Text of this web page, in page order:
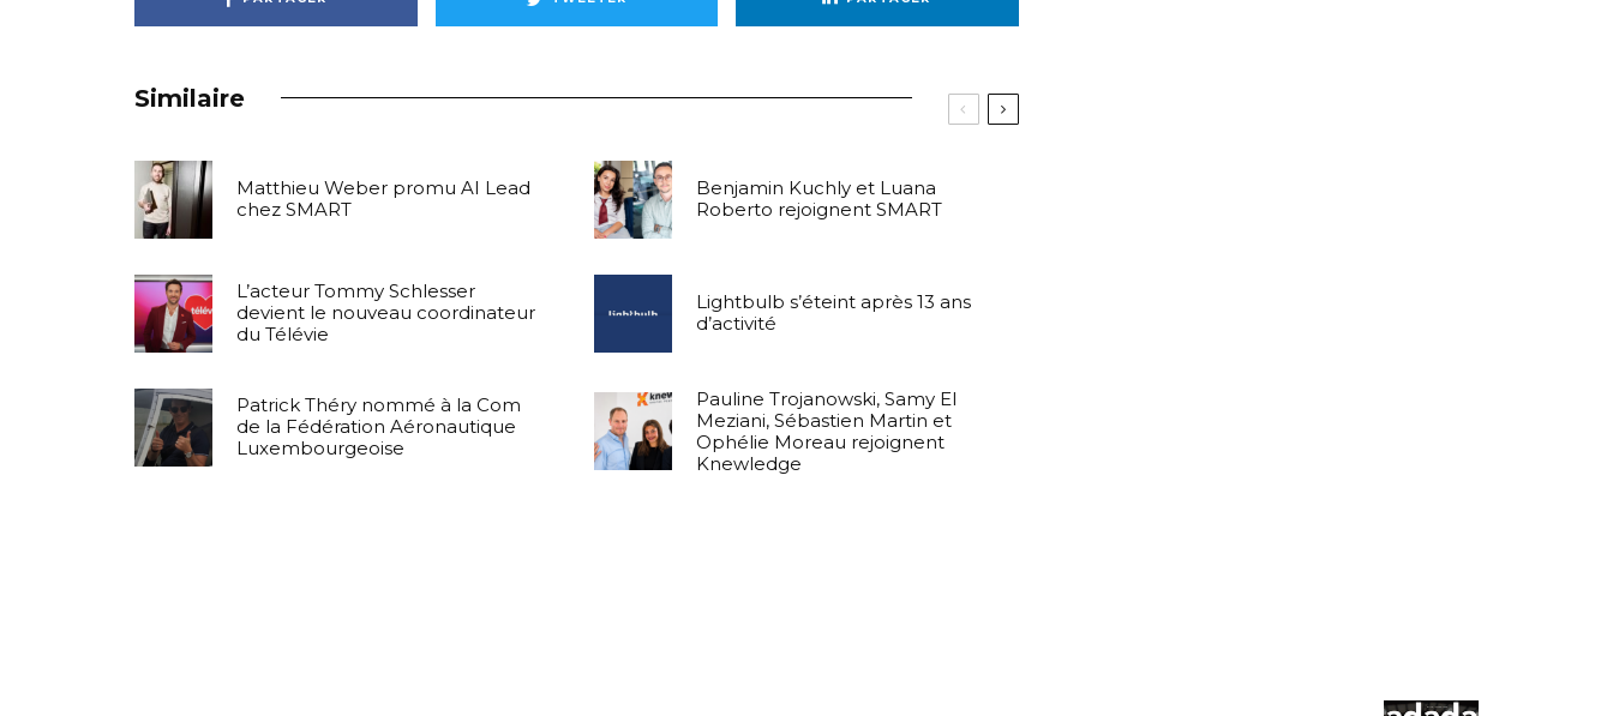
Similaire
Matthieu Weber promu AI Lead
chez SMART
Benjamin Kuchly et Luana
Roberto rejoignent SMART
L’acteur Tommy Schlesser
devient le nouveau coordinateur
du Télévie
Lightbulb s’éteint après 13 ans
d’activité
Patrick Théry nommé à la Com
de la Fédération Aéronautique
Luxembourgeoise
Pauline Trojanowski, Samy El
Meziani, Sébastien Martin et
Ophélie Moreau rejoignent
Knewledge